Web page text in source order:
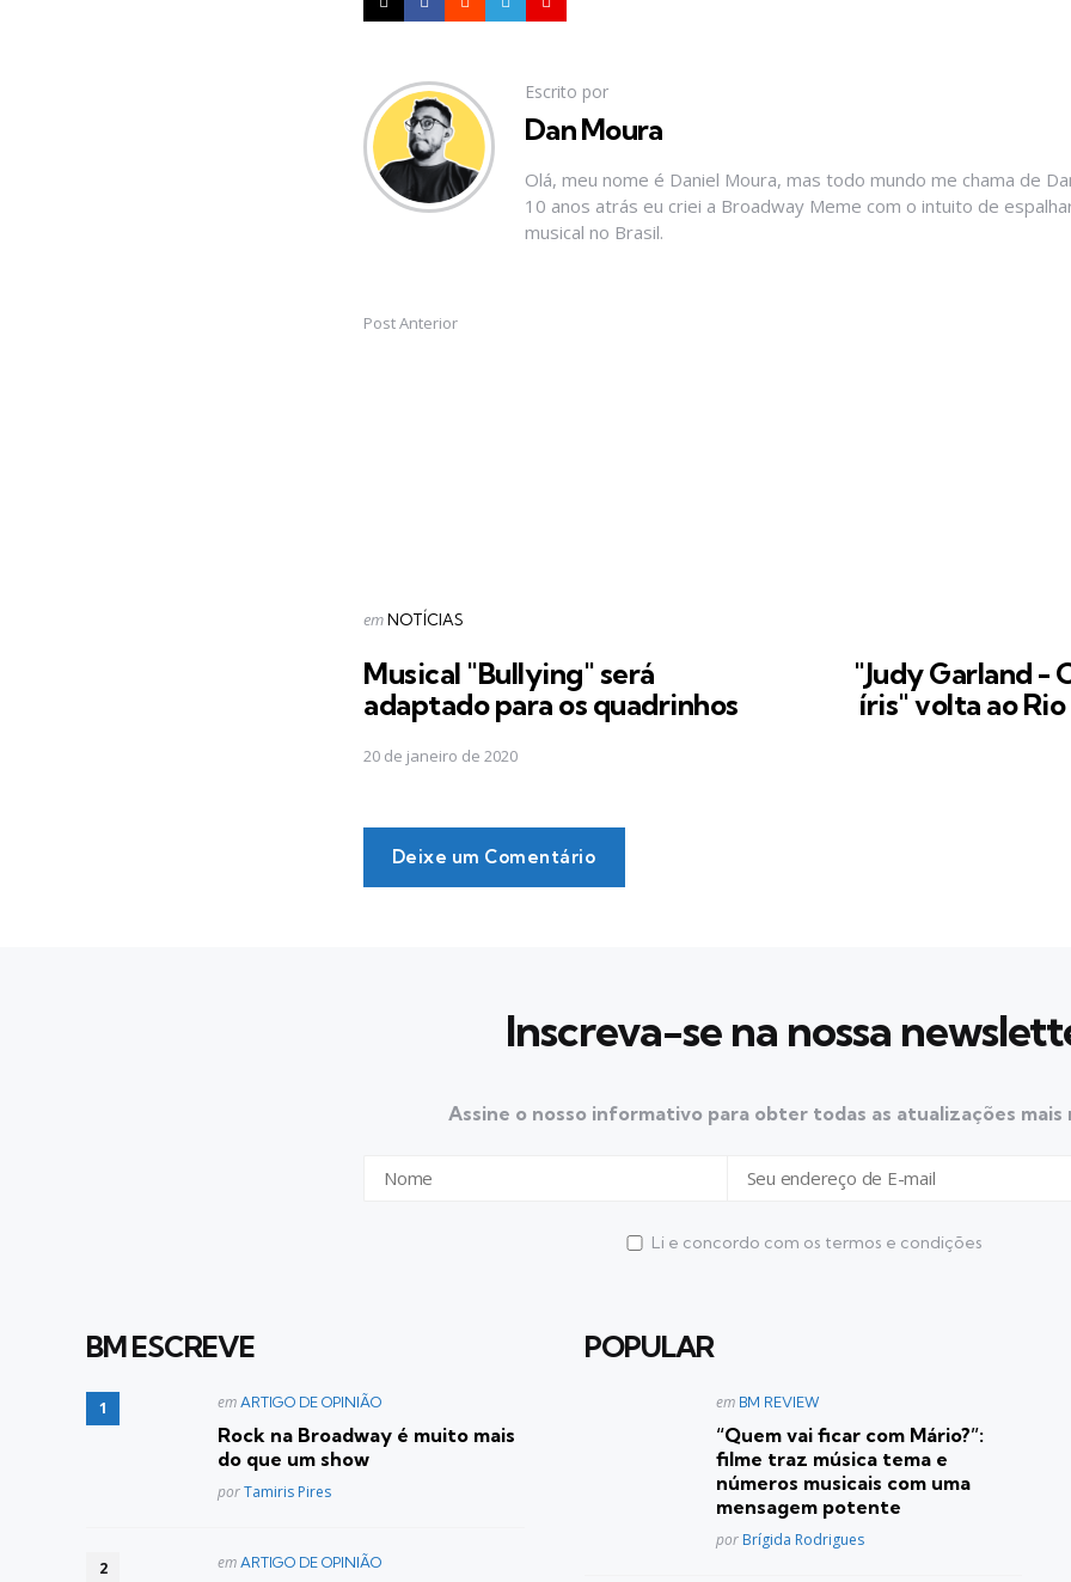
Escrito por
Dan Moura
Olá, meu nome é Daniel Moura, mas todo mundo me chama de
10 anos atrás eu criei a Broadway Meme com o intuito de
musical no Brasil.
Post
Post Anterior
Postado
emNOTÍCIAS
Musical "Bullying" será
adaptado para os quadrinhos
20 de janeiro de 2020
"Judy Garland -
íris" volta ao
Deixe um Comentário
Inscreva-se na nossa
Assine o nosso informativo para obter todas as atualizações mais
Li e concordo com os termos e condições
BM ESCREVE
Postado
em ARTIGO DE OPINIÃO
Rock na Broadway é muito mais
do que um show
Posted
porTamiris Pires
Postado
em ARTIGO DE OPINIÃO
POPULAR
Postado
em BM REVIEW
“Quem vai ficar com Mário?”:
filme traz música tema e
números musicais com uma
mensagem potente
Posted
por Brígida Rodrigues